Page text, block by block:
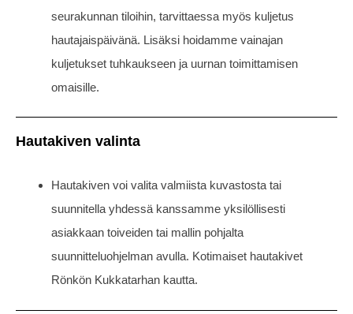
seurakunnan tiloihin, tarvittaessa myös kuljetus
hautajaispäivänä. Lisäksi hoidamme vainajan
kuljetukset tuhkaukseen ja uurnan toimittamisen
omaisille.
Hautakiven valinta
Hautakiven voi valita valmiista kuvastosta tai
suunnitella yhdessä kanssamme yksilöllisesti
asiakkaan toiveiden tai mallin pohjalta
suunnitteluohjelman avulla. Kotimaiset hautakivet
Rönkön Kukkatarhan kautta.